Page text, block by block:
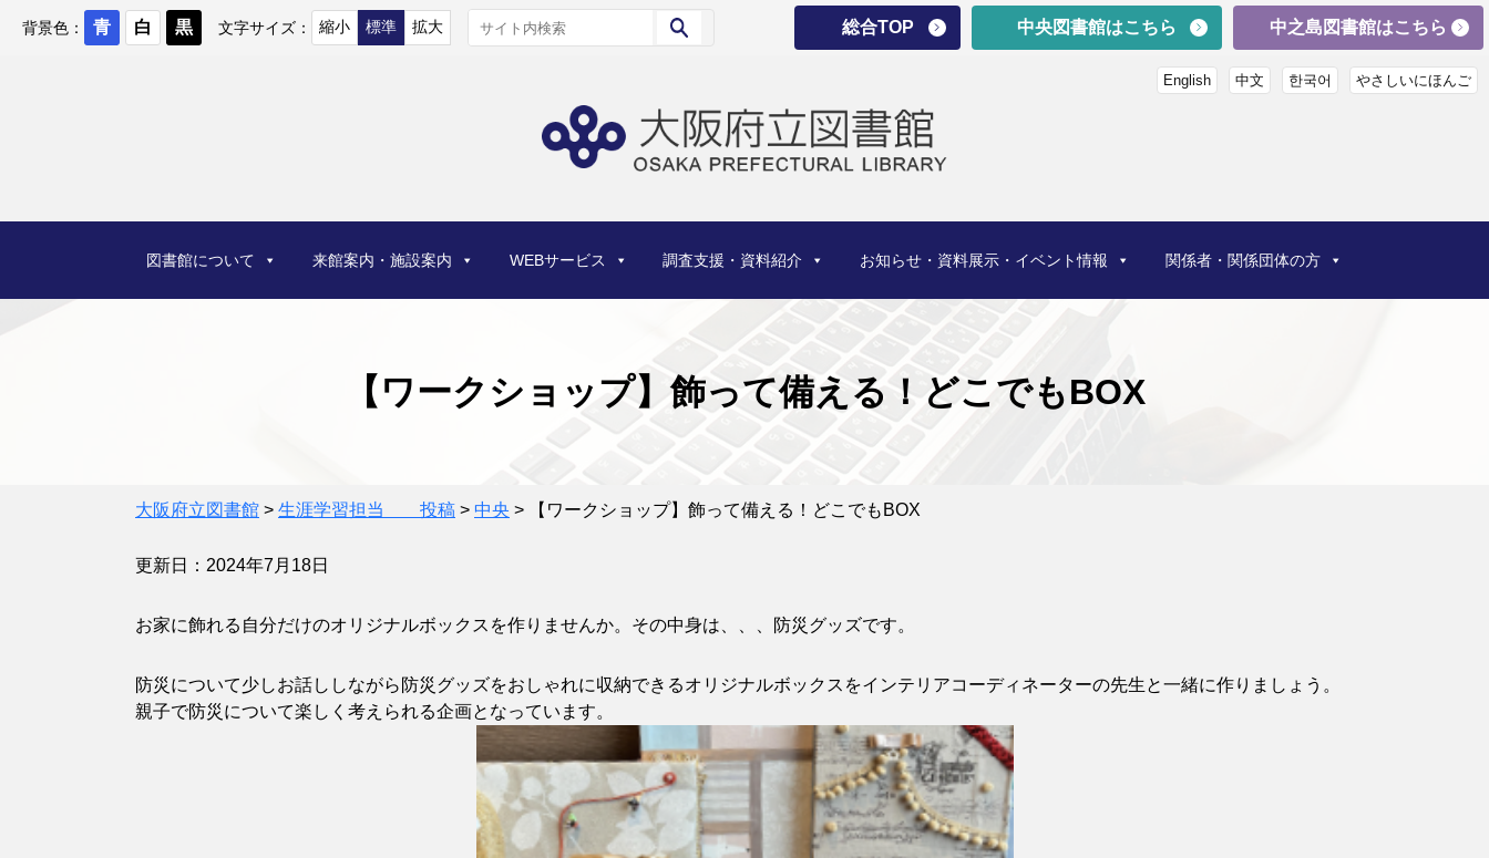
English 中文 한국어 やさしいにほんご
図書館について 来館案内・施設案内 WEBサービス 調査支援・資料紹介 お知らせ・資料展示・イベント情報 関係者・関係団体の方
背景色： 文字サイズ： 総合TOP 中央図書館はこちら 中之島図書館はこちら
【ワークショップ】飾って備える！どこでもBOX
大阪府立図書館 > 生涯学習担当 投稿 > 中央 > 【ワークショップ】飾って備える！どこでもBOX
更新日：2024年7月18日
お家に飾れる自分だけのオリジナルボックスを作りませんか。その中身は、、、防災グッズです。
防災について少しお話ししながら防災グッズをおしゃれに収納できるオリジナルボックスをインテリアコーディネーターの先生と一緒に作りましょう。
親子で防災について楽しく考えられる企画となっています。